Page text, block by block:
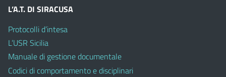
L’A.T. DI SIRACUSA
Protocolli d’intesa
L’USR Sicilia
Manuale di gestione documentale
Codici di comportamento e disciplinari